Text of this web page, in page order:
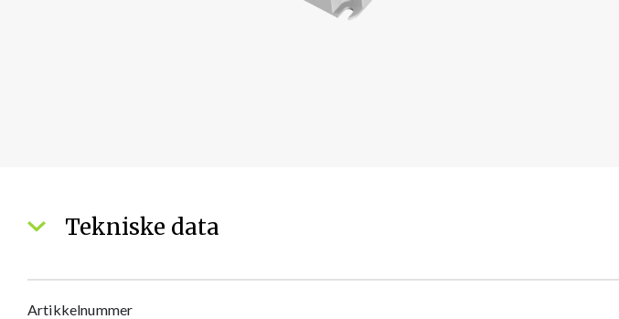
Tekniske data
Artikkelnummer